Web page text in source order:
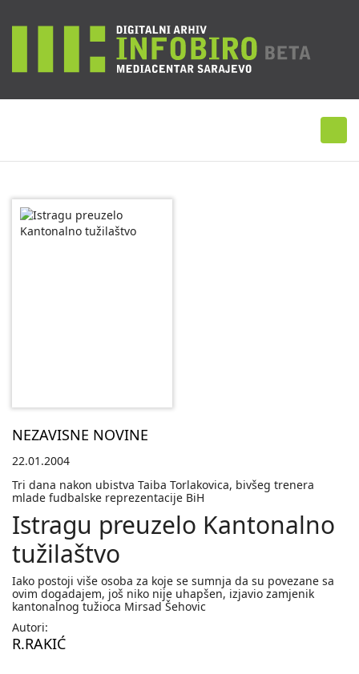
NEZAVISNE NOVINE
22.01.2004
Tri dana nakon ubistva Taiba Torlakovica, bivšeg trenera
mlade fudbalske reprezentacije BiH
Istragu preuzelo Kantonalno
tužilaštvo
Iako postoji više osoba za koje se sumnja da su povezane sa
ovim dogadajem, još niko nije uhapšen, izjavio zamjenik
kantonalnog tužioca Mirsad Šehovic
Autori:
R.RAKIĆ